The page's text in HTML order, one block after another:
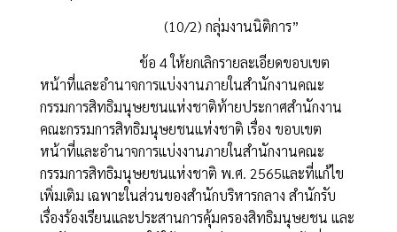
(10/2) กลุ่มงานนิติการ”
ข้อ 4ให้ยกเลิกรายละเอียดขอบเขต
หน้าที่และอำนาจการแบ่งงานภายในสำนักงานคณะ
กรรมการสิทธิมนุษยชนแห่งชาติท้ายประกาศสำนักงาน
คณะกรรมการสิทธิมนุษยชนแห่งชาติ เรื่อง ขอบเขต
หน้าที่และอำนาจการแบ่งงานภายในสำนักงานคณะ
กรรมการสิทธิมนุษยชนแห่งชาติ พ.ศ. 2565และที่แก้ไข
เพิ่มเติม เฉพาะในส่วนของสำนักบริหารกลาง สำนักรับ
เรื่องร้องเรียนและประสานการคุ้มครองสิทธิมนุษยชน และ